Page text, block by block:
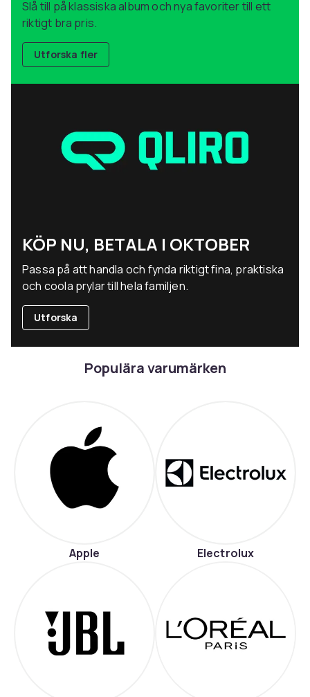
Slå till på klassiska album och nya favoriter till ett
riktigt bra pris.
Utforska fler
KÖP NU, BETALA I OKTOBER
Passa på att handla och fynda riktigt fina, praktiska
och coola prylar till hela familjen.
Utforska
Populära varumärken
Apple Electrolux